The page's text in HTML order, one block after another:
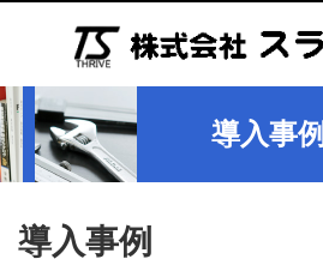
導入事例
導入事例